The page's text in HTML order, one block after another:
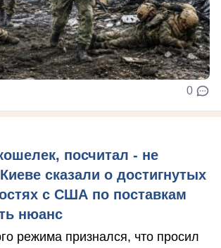
0
посчитал - не
сказали о достигнутых
с США по поставкам
нюанс
режима признался, что просил